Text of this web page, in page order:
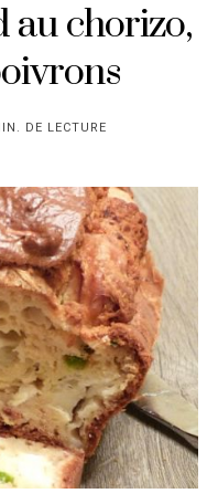
au chorizo,
DE LECTURE